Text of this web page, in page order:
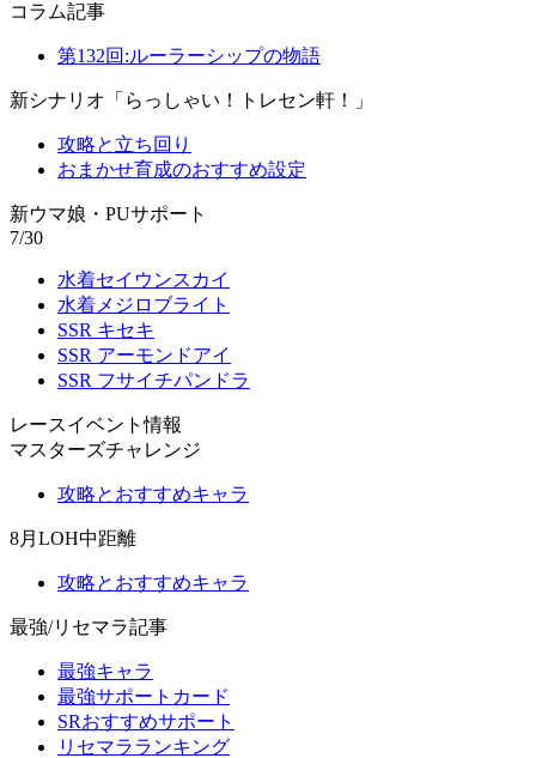
コラム記事
第132回:ルーラーシップの物語
新シナリオ「らっしゃい！トレセン軒！」
攻略と立ち回り
おまかせ育成のおすすめ設定
新ウマ娘・PUサポート
7/30
水着セイウンスカイ
水着メジロブライト
SSR キセキ
SSR アーモンドアイ
SSR フサイチパンドラ
レースイベント情報
マスターズチャレンジ
攻略とおすすめキャラ
8月LOH中距離
攻略とおすすめキャラ
最強/リセマラ記事
最強キャラ
最強サポートカード
SRおすすめサポート
リセマラランキング